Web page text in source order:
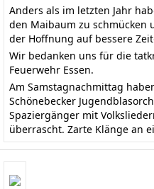
Anders als im letzten Jahr
den Maibaum zu schmücken
der Hoffnung auf bessere
Wir bedanken uns für die
Feuerwehr Essen.
Am Samstagnachmittag
Schönebecker
Spaziergänger mit
überrascht. Zarte Klänge an